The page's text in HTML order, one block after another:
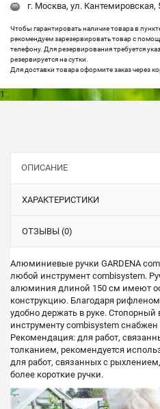
г. Москва, ул. Кантемировская,
Чтобы гарантировать наличие товара в
рекомендуем зарезервировать товар с
телефону. Для резервирования требуется
резервируется на сутки.
Для доставки товара оформите заказ через
1
ОПИСАНИЕ
ХАРАКТЕРИСТИКИ
ОТЗЫВЫ (0)
Алюминиевые ручки GARDENA
любой инструмент сombisystem.
алюминия длиной 150 см имеют
конструкцию. Благодаря
удобно держать в руке. Стопорный
инструменту сombisystem
Рекомендация: для работ,
толканием, рекомендуется
для работ, связанных с
более короткие ручки.